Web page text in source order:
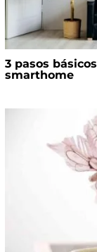
3 pasos
smarthome